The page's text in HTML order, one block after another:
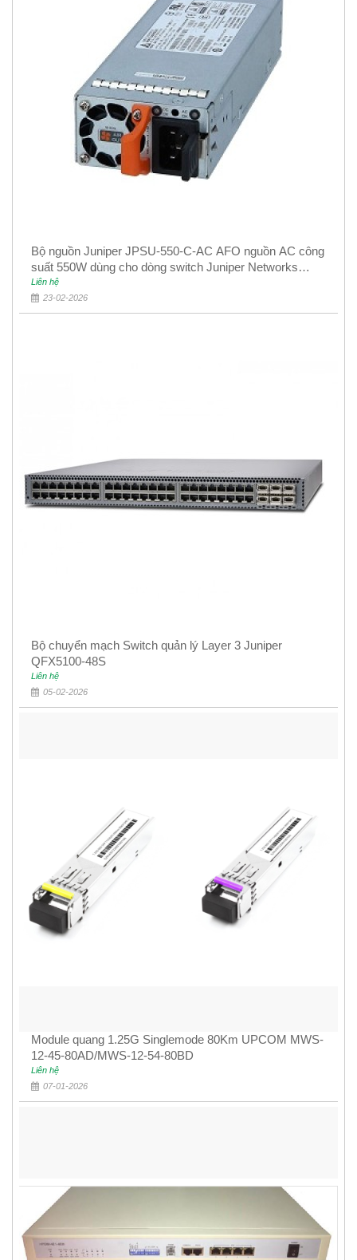
Bộ nguồn Juniper JPSU-550-C-AC AFO nguồn AC công
suất 550W dùng cho dòng switch Juniper Networks
EX4400
Liên hệ
23-02-2026
Bộ chuyển mạch Switch quản lý Layer 3 Juniper
QFX5100-48S
Liên hệ
05-02-2026
Module quang 1.25G Singlemode 80Km UPCOM MWS-
12-45-80AD/MWS-12-54-80BD
Liên hệ
07-01-2026